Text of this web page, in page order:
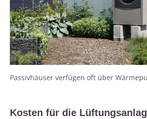
Passivhäuser verfügen oft über
Kosten für die